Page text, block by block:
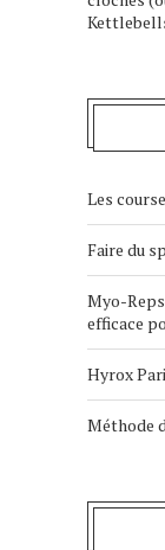
Les
Faire du
Myo-
efficace
Hyrox
Méthode